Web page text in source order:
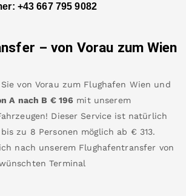
: +43 667 795 9082
– von Vorau zum Wien
von Vorau zum Flughafen Wien und
A nach B € 196 mit unserem
Dieser Service ist natürlich
zu 8 Personen möglich ab € 313.
nach unserem Flughafentransfer von
Terminal